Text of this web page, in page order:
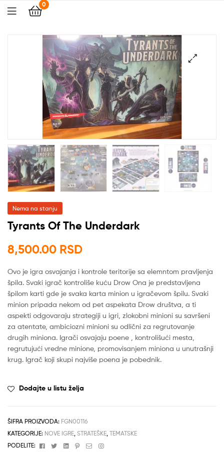
0
Nema na stanju
Tyrants Of The Underdark
8,500.00 RSD
Ovo je igra osvajanja i kontrole teritorije sa elemntom pravljenja
špila. Svaki igrač kontroliše kuću Drow Ona je predstavljena
špilom karti gde je svaka karta minion u igračevom špilu. Svaki
minion pripada nekom od pet aspekata Drow društva, a ti
aspekti odgovaraju strategiji u igri, zlokobni minioni su savršeni
za atentate, ambiciozni minioni su odlični za regrutovanje
drugih miniona. Igrači osvajaju poene , kontrolišući mesta,
regrutujući vredne minione, promovisanjem miniona u unutrašnji
krug. Igrač koji skupi najviše poena je pobednik.
Dodajte u listu želja
ŠIFRA PROIZVODA: FGN00116
KATEGORIJE: NOVE IGRE STRATEŠKE TEMATSKE
PODELITE:
FacebookTwitterLinkedinPinterest
EmailInstagram